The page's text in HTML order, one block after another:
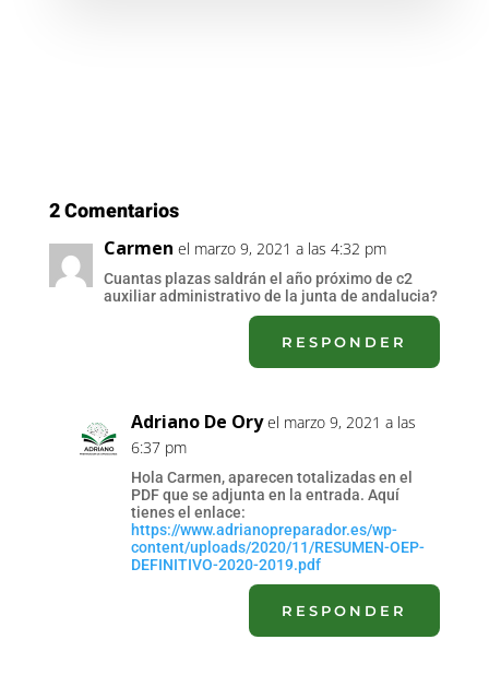
2 Comentarios
Carmen el marzo 9, 2021 a las 4:32 pm
Cuantas plazas saldrán el año próximo de c2
auxiliar administrativo de la junta de andalucia?
RESPONDER
Adriano De Ory el marzo 9, 2021 a las
6:37 pm
Hola Carmen, aparecen totalizadas en el
PDF que se adjunta en la entrada. Aquí
tienes el enlace:
https://www.adrianopreparador.es/wp-
content/uploads/2020/11/RESUMEN-OEP-
DEFINITIVO-2020-2019.pdf
RESPONDER